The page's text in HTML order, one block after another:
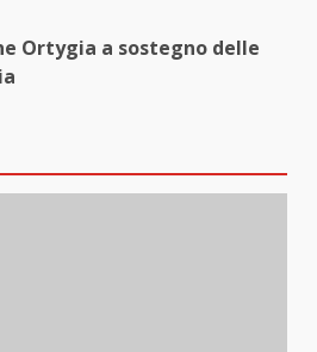
Ortygia a sostegno delle